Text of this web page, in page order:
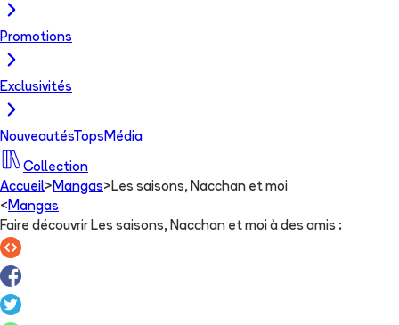
Promotions
Exclusivités
NouveautésTops Média
Collection
Accueil> Mangas> Les saisons, Nacchan et moi
< Mangas
Faire découvrir Les saisons, Nacchan et moi à des amis :